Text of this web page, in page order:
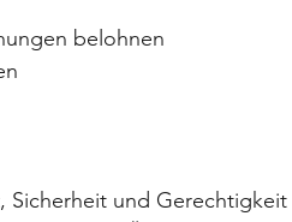
belohnen
Sicherheit und